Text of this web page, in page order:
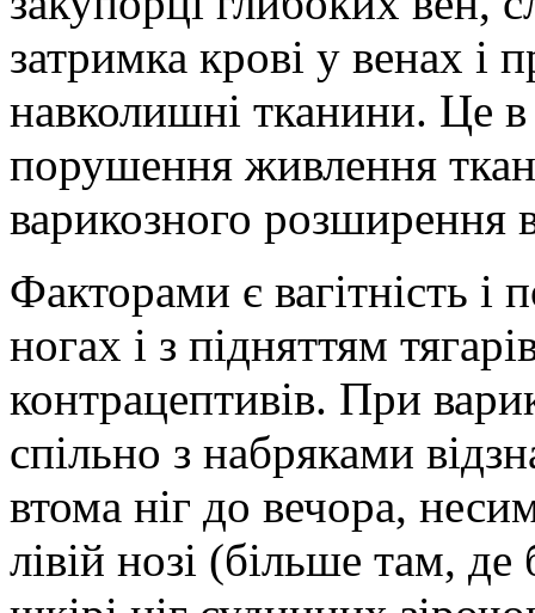
затримка крові у венах і
навколишні тканини. Це
порушення живлення
варикозного розширення
Факторами є вагітність і
ногах і з підняттям
контрацептивів. При
спільно з набряками
втома ніг до вечора,
лівій нозі (більше там,